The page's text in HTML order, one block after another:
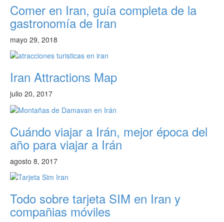
Comer en Iran, guía completa de la
gastronomía de Iran
mayo 29, 2018
Iran Attractions Map
julio 20, 2017
Cuándo viajar a Irán, mejor época del
año para viajar a Irán
agosto 8, 2017
Todo sobre tarjeta SIM en Iran y
compañias móviles